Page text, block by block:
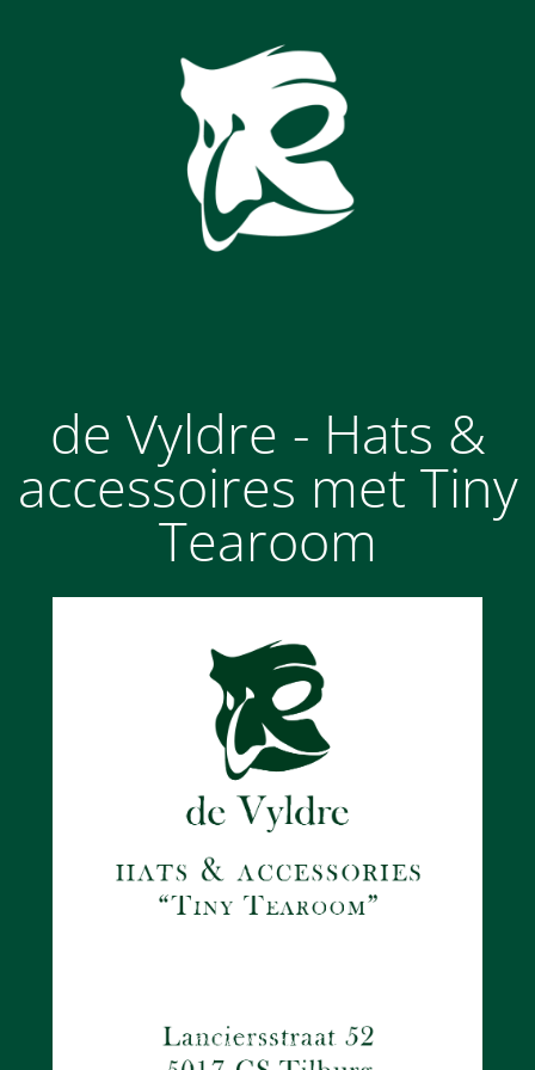
de Vyldre - Hats &
accessoires met Tiny
Tearoom
© De Vyldre 2026